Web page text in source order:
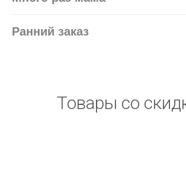
Ранний заказ
Товары со